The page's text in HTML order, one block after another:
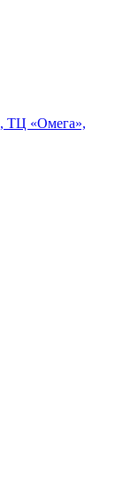
, ТЦ «Омега»,